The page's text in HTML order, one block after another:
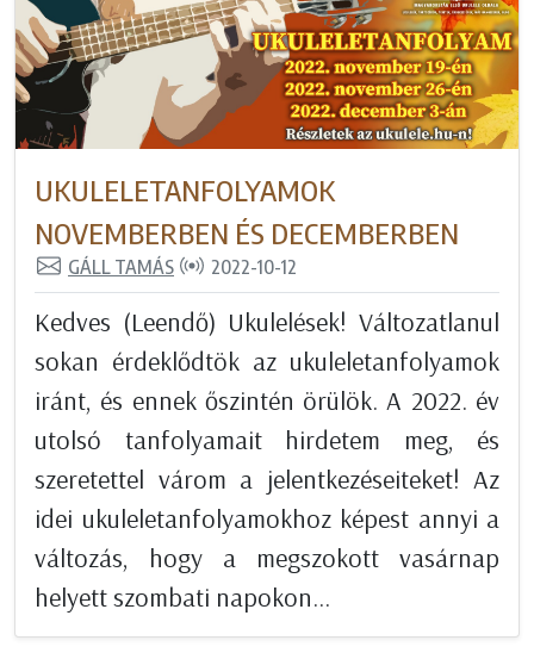
UKULELETANFOLYAMOK
NOVEMBERBEN ÉS DECEMBERBEN
GÁLL TAMÁS 2022-10-12
Kedves (Leendő) Ukulelések! Változatlanul
sokan érdeklődtök az ukuleletanfolyamok
iránt, és ennek őszintén örülök. A 2022. év
utolsó tanfolyamait hirdetem meg, és
szeretettel várom a jelentkezéseiteket! Az
idei ukuleletanfolyamokhoz képest annyi a
változás, hogy a megszokott vasárnap
helyett szombati napokon...